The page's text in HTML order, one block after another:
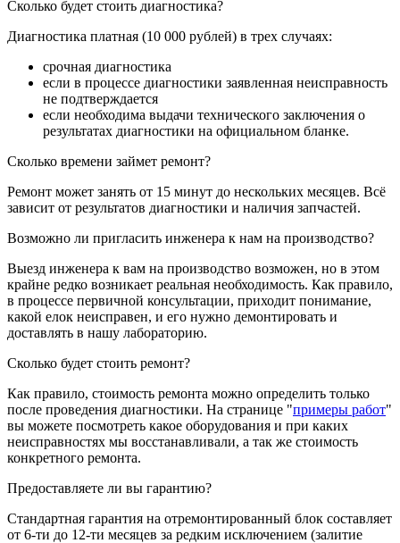
Сколько будет стоить диагностика?
Диагностика платная (10 000 рублей) в трех случаях:
срочная диагностика
если в процессе диагностики заявленная неисправность
не подтверждается
если необходима выдачи технического заключения о
результатах диагностики на официальном бланке.
Сколько времени займет ремонт?
Ремонт может занять от 15 минут до нескольких месяцев. Всё
зависит от результатов диагностики и наличия запчастей.
Возможно ли пригласить инженера к нам на производство?
Выезд инженера к вам на производство возможен, но в этом
крайне редко возникает реальная необходимость. Как правило,
в процессе первичной консультации, приходит понимание,
какой елок неисправен, и его нужно демонтировать и
доставлять в нашу лабораторию.
Сколько будет стоить ремонт?
Как правило, стоимость ремонта можно определить только
после проведения диагностики. На странице "примеры работ"
вы можете посмотреть какое оборудования и при каких
неисправностях мы восстанавливали, а так же стоимость
конкретного ремонта.
Предоставляете ли вы гарантию?
Стандартная гарантия на отремонтированный блок составляет
от 6-ти до 12-ти месяцев за редким исключением (залитие